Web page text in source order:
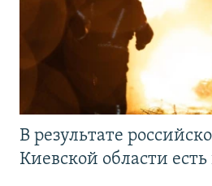
В результате
Киевской области